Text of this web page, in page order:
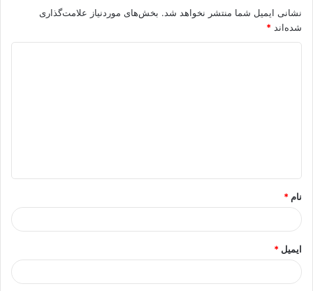
نشانی ایمیل شما منتشر نخواهد شد. بخش‌های موردنیاز علامت‌گذاری
شده‌اند *
*
نام *
ایمیل *